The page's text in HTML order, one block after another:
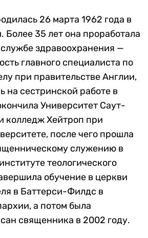
26 марта 1962 года в
Более 35 лет она проработала
здравоохранения —
главного специалиста по
при правительстве Англии,
на сестринской работе в
Университет Саут-
колледж Хейтроп при
после чего прошла
служению в
теологического
обучение в церкви
в Баттерси-Филдс в
а потом была
священника в 2002 году.